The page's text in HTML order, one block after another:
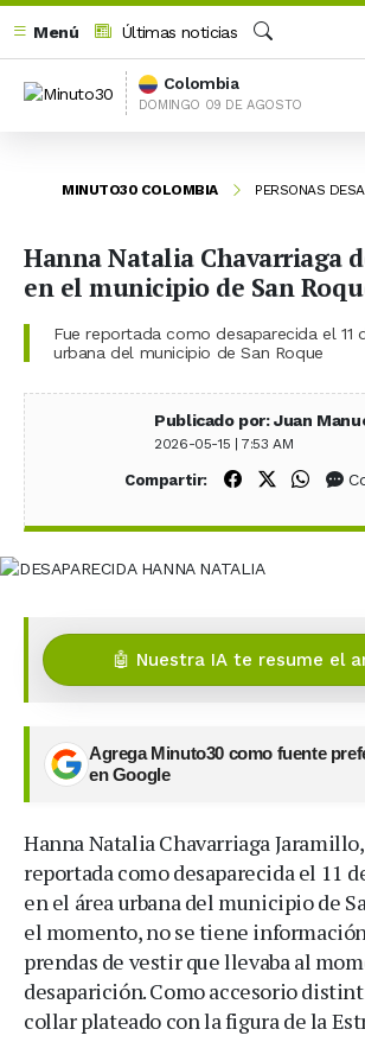
Menú
Últimas noticias
Buscar
Colombia
DOMINGO 09 DE AGOSTO
MINUTO30 COLOMBIA PERSONAS
Hanna Natalia Chavarriaga
en el municipio de San
Fue reportada como desaparecida el 11
urbana del municipio de San Roque
Publicado por: Juan
2026-05-15 | 7:53 AM
Compartir: Compartir en
Compartir
🤖 Nuestra IA te resume el
Agrega Minuto30 como fuente
en Google
Hanna Natalia Chavarriaga
reportada como desaparecida el 11
en el área urbana del municipio de
el momento, no se tiene
prendas de vestir que llevaba al
desaparición. Como accesorio
collar plateado con la figura de la